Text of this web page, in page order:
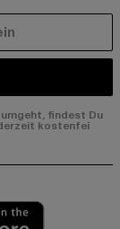
findest Du
kostenfei